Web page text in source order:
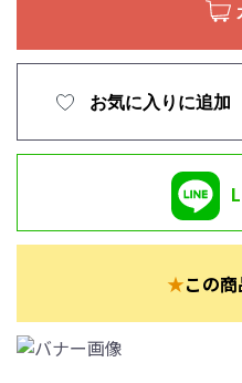
お気に入りに追加
★この